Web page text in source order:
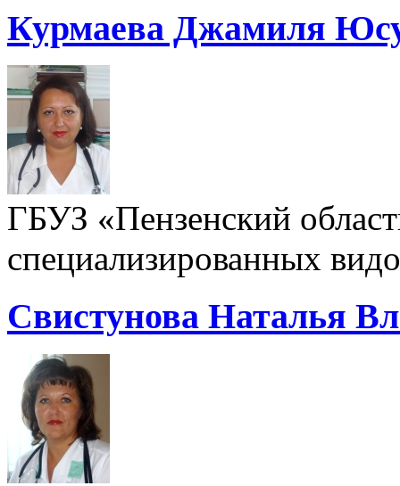
Курмаева Джамиля
ГБУЗ «Пензенский
специализированных
Свистунова Наталья